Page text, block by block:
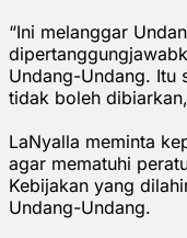
“Ini melanggar
Undang-Undang. Itu
tidak boleh
LaNyalla meminta
agar mematuhi
Kebijakan yang
Undang-Undang.